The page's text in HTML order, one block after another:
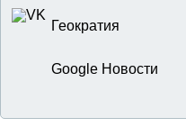
Геократия
Google Новости